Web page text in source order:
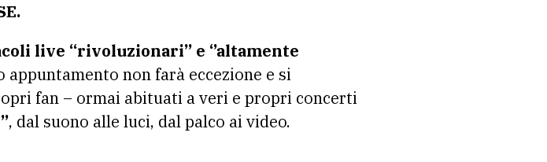
live “rivoluzionari” e ‘’altamente
appuntamento non farà eccezione e si
fan – ormai abituati a veri e propri concerti
, dal suono alle luci, dal palco ai video.